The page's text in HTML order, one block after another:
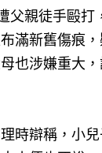
父親徒手毆
滿新舊傷痕
也涉嫌重大
時辯稱，小